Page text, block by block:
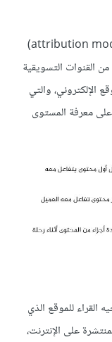
وفقًا لموقع Google فإن نماذج الإستشهاد (attribution model)
القنوات التسويقية
الإلكتروني، والتي
معرفة المستوى
القراء للموقع الذي
على الإنترنت،